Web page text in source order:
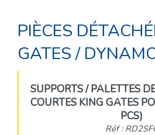
ACCESSOIRES ET
INTERPHONES
PIÈCES
GATES/
SUPPORTS / PALETTES
COURTES KING GATES
PCS)
Réf :